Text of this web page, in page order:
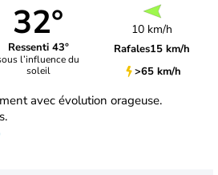
32°
Ressenti 43°
l’influence du
soleil
10 km/h
Rafales15 km/h
>65 km/h
avec évolution orageuse.